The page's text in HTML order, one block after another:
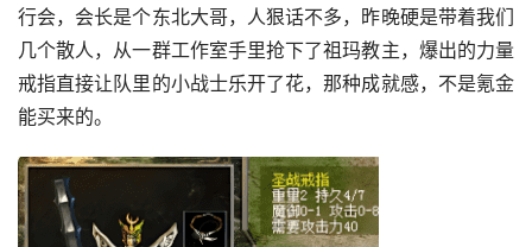
行会，会长是个东北大哥，人狠话不多，昨晚硬是带着我们
几个散人，从一群工作室手里抢下了祖玛教主，爆出的力量
戒指直接让队里的小战士乐开了花，那种成就感，不是氪金
能买来的。